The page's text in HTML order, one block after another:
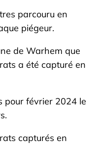
parcouru en
piégeur.
de Warhem que
a été capturé en
pour février 2024 le
capturés en